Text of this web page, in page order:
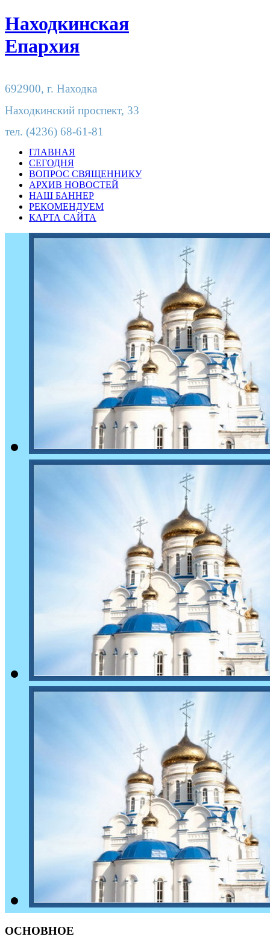
Находкинская
Епархия
692900, г. Находка
Находкинский проспект, 33
тел. (4236) 68-61-81
ГЛАВНАЯ
СЕГОДНЯ
ВОПРОС СВЯЩЕННИКУ
АРХИВ НОВОСТЕЙ
НАШ БАННЕР
РЕКОМЕНДУЕМ
КАРТА САЙТА
ОСНОВНОЕ